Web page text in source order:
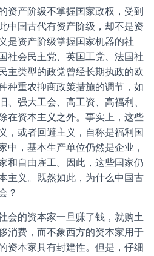
资产阶级不掌握国家政权，受到
中国古代有资产阶级，却不是资
是资产阶级掌握国家机器的社
社会民主党、英国工党、法国社
主类型的政党曾经长期执政的欧
种重农抑商政策措施的调节，如
、强大工会、高工资、高福利、
在资本主义之外。事实上，这些
，或者回避主义，自称是福利国
中，基本生产单位仍然是企业，
和自由雇工。因此，这些国家仍
主义。既然如此，为什么中国古
？
会的资本家一旦赚了钱，就购土
消费，而不象西方的资本家用于
资本家具有封建性。但是，仔细